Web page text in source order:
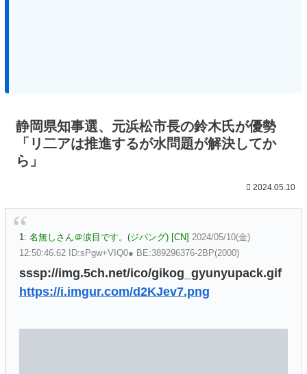
静岡県知事選、元浜松市長の鈴木氏が優勢
「リ二アは推進するが水問題が解決してか
ら」
2024.05.10
1: 名無しさん＠涙目です。(ジパング) [CN] 2024/05/10(金)
12:50:46.62 ID:sPgw+VIQ0● BE:389296376-2BP(2000)
sssp://img.5ch.net/ico/gikog_gyunyupack.gif
https://i.imgur.com/d2KJev7.png